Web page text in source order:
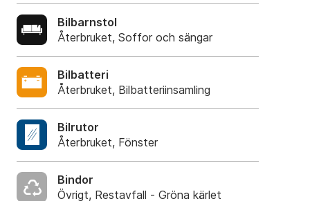
Bilbarnstol
Återbruket, Soffor och sängar
Bilbatteri
Återbruket, Bilbatteriinsamling
Bilrutor
Återbruket, Fönster
Bindor
Övrigt, Restavfall - Gröna kärlet